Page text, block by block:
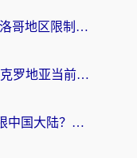
在国外看世界杯法国VS摩洛哥地区限制？这篇指南让你流畅看中文解说无压力
在国外看世界杯英格兰 vs 克罗地亚当前地区不可播放？这篇指南帮你搞定所有海外观赛难题
在海外看央视频世界杯仅限中国大陆？这篇指南帮你解锁中文解说+无卡顿直播